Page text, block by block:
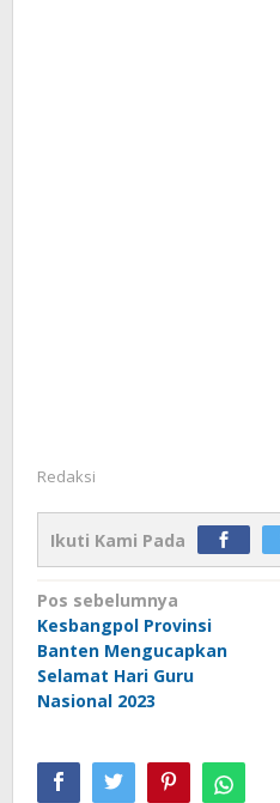
Redaksi
Ikuti Kami Pada
Navigasi
pos
Pos sebelumnya
Kesbangpol Provinsi
Banten Mengucapkan
Selamat Hari Guru
Nasional 2023